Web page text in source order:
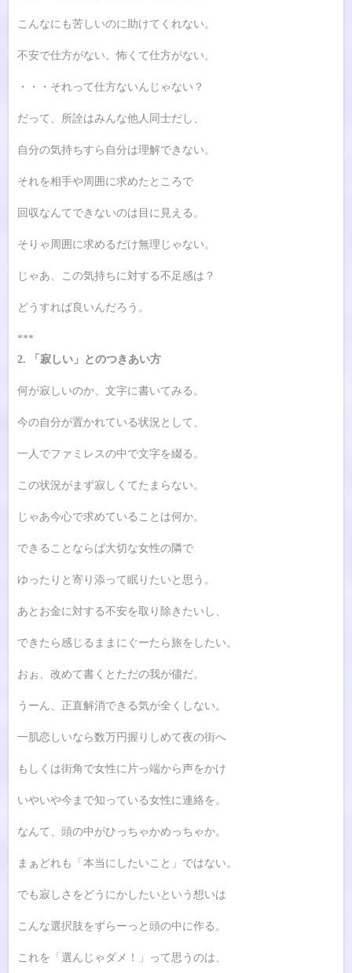
こんなにも苦しいのに助けてくれない。
不安で仕方がない。怖くて仕方がない。
・・・それって仕方ないんじゃない？
だって、所詮はみんな他人同士だし、
自分の気持ちすら自分は理解できない。
それを相手や周囲に求めたところで
回収なんてできないのは目に見える。
そりゃ周囲に求めるだけ無理じゃない。
じゃあ、この気持ちに対する不足感は？
どうすれば良いんだろう。
***
2. 「寂しい」とのつきあい方
何が寂しいのか、文字に書いてみる。
今の自分が置かれている状況として、
一人でファミレスの中で文字を綴る。
この状況がまず寂しくてたまらない。
じゃあ今心で求めていることは何か。
できることならば大切な女性の隣で
ゆったりと寄り添って眠りたいと思う。
あとお金に対する不安を取り除きたいし、
できたら感じるままにぐーたら旅をしたい。
おぉ、改めて書くとただの我が儘だ。
うーん、正直解消できる気が全くしない。
一肌恋しいなら数万円握りしめて夜の街へ
もしくは街角で女性に片っ端から声をかけ
いやいや今まで知っている女性に連絡を。
なんて、頭の中がひっちゃかめっちゃか。
まぁどれも「本当にしたいこと」ではない。
でも寂しさをどうにかしたいという想いは
こんな選択肢をずらーっと頭の中に作る。
これを「選んじゃダメ！」って思うのは、